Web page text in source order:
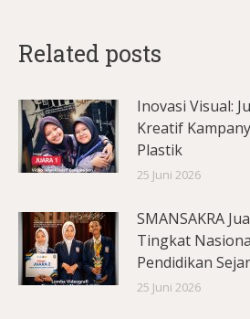
Related posts
Inovasi Visual:
Kreatif
Plastik
25 Juni 2026
SMANSAKRA
Tingkat
Pendidikan
25 Juni 2026